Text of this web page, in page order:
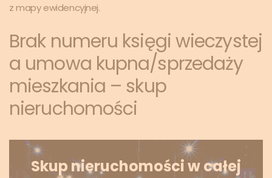
z mapy ewidencyjnej.
Brak numeru księgi wieczystej
a umowa kupna/sprzedaży
mieszkania – skup
nieruchomości
Skup nieruchomości w całej